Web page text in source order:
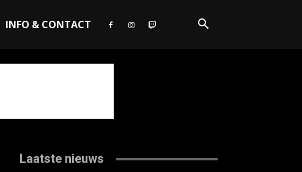
INFO & CONTACT
Laatste nieuws